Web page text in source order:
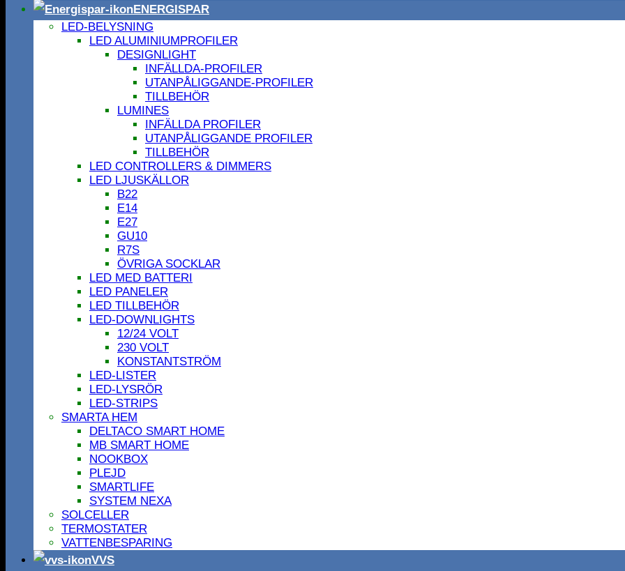
ENERGISPAR
LED-BELYSNING
LED ALUMINIUMPROFILER
DESIGNLIGHT
INFÄLLDA-PROFILER
UTANPÅLIGGANDE-PROFILER
TILLBEHÖR
LUMINES
INFÄLLDA PROFILER
UTANPÅLIGGANDE PROFILER
TILLBEHÖR
LED CONTROLLERS & DIMMERS
LED LJUSKÄLLOR
B22
E14
E27
GU10
R7S
ÖVRIGA SOCKLAR
LED MED BATTERI
LED PANELER
LED TILLBEHÖR
LED-DOWNLIGHTS
12/24 VOLT
230 VOLT
KONSTANTSTRÖM
LED-LISTER
LED-LYSRÖR
LED-STRIPS
SMARTA HEM
DELTACO SMART HOME
MB SMART HOME
NOOKBOX
PLEJD
SMARTLIFE
SYSTEM NEXA
SOLCELLER
TERMOSTATER
VATTENBESPARING
VVS